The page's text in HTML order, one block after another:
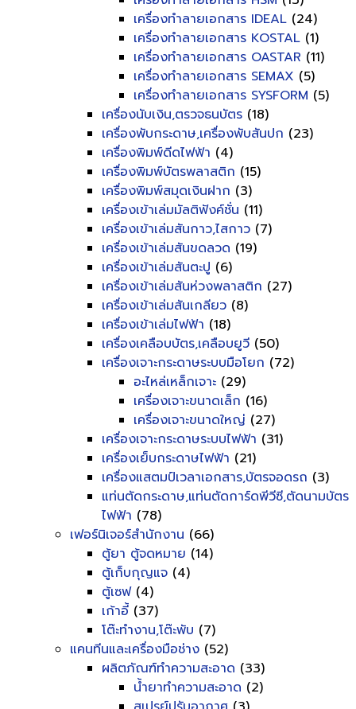
เครื่องทำลายเอกสาร IDEAL (24)
เครื่องทำลายเอกสาร KOSTAL (1)
เครื่องทำลายเอกสาร OASTAR (11)
เครื่องทำลายเอกสาร SEMAX (5)
เครื่องทำลายเอกสาร SYSFORM (5)
เครื่องนับเงิน,ตรวจธนบัตร (18)
เครื่องพับกระดาษ,เครื่องพับสันปก (23)
เครื่องพิมพ์ดีดไฟฟ้า (4)
เครื่องพิมพ์บัตรพลาสติก (15)
เครื่องพิมพ์สมุดเงินฝาก (3)
เครื่องเข้าเล่มมัลติฟังค์ชั่น (11)
เครื่องเข้าเล่มสันกาว,ไสกาว (7)
เครื่องเข้าเล่มสันขดลวด (19)
เครื่องเข้าเล่มสันตะปู (6)
เครื่องเข้าเล่มสันห่วงพลาสติก (27)
เครื่องเข้าเล่มสันเกลียว (8)
เครื่องเข้าเล่มไฟฟ้า (18)
เครื่องเคลือบบัตร,เคลือบยูวี (50)
เครื่องเจาะกระดาษระบบมือโยก (72)
อะไหล่เหล็กเจาะ (29)
เครื่องเจาะขนาดเล็ก (16)
เครื่องเจาะขนาดใหญ่ (27)
เครื่องเจาะกระดาษระบบไฟฟ้า (31)
เครื่องเย็บกระดาษไฟฟ้า (21)
เครื่องแสตมป์เวลาเอกสาร,บัตรจอดรถ (3)
แท่นตัดกระดาษ,แท่นตัดการ์ดพีวีซี,ตัดนามบัตร
ไฟฟ้า (78)
เฟอร์นิเจอร์สำนักงาน (66)
ตู้ยา ตู้จดหมาย (14)
ตู้เก็บกุญแจ (4)
ตู้เซฟ(4)
เก้าอี้ (37)
โต๊ะทำงาน,โต๊ะพับ (7)
แคนทีนและเครื่องมือช่าง (52)
ผลิตภัณฑ์ทำความสะอาด (33)
น้ำยาทำความสะอาด (2)